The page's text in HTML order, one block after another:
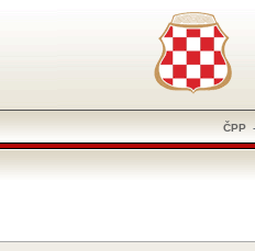
ČPP